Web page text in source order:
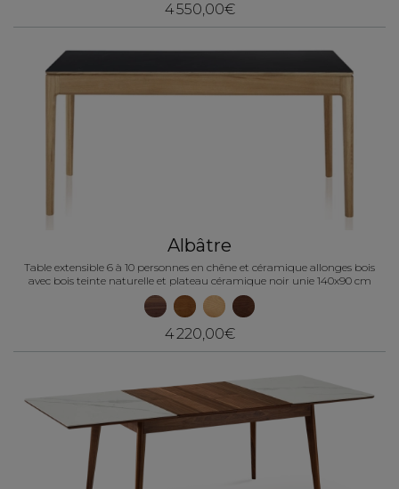
4 550,00€
Albâtre
Table extensible 6 à 10 personnes en chêne et céramique allonges bois
avec bois teinte naturelle et plateau céramique noir unie 140x90 cm
4 220,00€